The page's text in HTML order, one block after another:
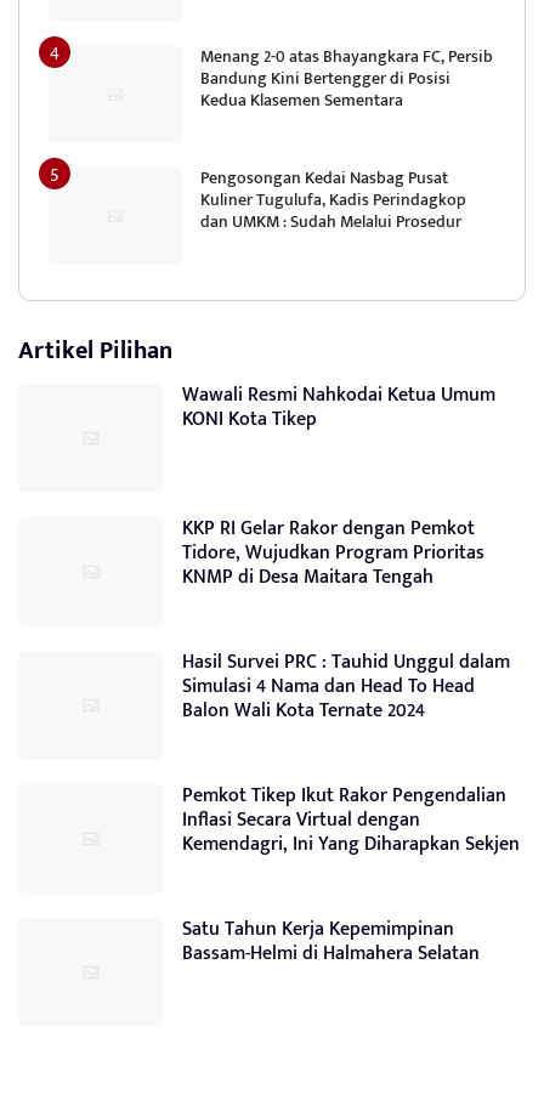
Menang 2-0 atas Bhayangkara FC, Persib
Bandung Kini Bertengger di Posisi
Kedua Klasemen Sementara
Pengosongan Kedai Nasbag Pusat
Kuliner Tugulufa, Kadis Perindagkop
dan UMKM : Sudah Melalui Prosedur
Artikel Pilihan
Wawali Resmi Nahkodai Ketua Umum
KONI Kota Tikep
KKP RI Gelar Rakor dengan Pemkot
Tidore, Wujudkan Program Prioritas
KNMP di Desa Maitara Tengah
Hasil Survei PRC : Tauhid Unggul dalam
Simulasi 4 Nama dan Head To Head
Balon Wali Kota Ternate 2024
Pemkot Tikep Ikut Rakor Pengendalian
Inflasi Secara Virtual dengan
Kemendagri, Ini Yang Diharapkan Sekjen
Satu Tahun Kerja Kepemimpinan
Bassam-Helmi di Halmahera Selatan